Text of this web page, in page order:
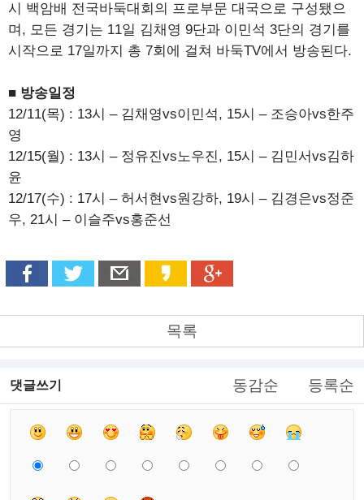
시 백암배 전국바둑대회의 프로부문 대국으로 구성됐으
며, 모든 경기는 11일 김채영 9단과 이민석 3단의 경기를
시작으로 17일까지 총 7회에 걸쳐 바둑TV에서 방송된다.
■ 방송일정
12/11(목) : 13시 – 김채영vs이민석, 15시 – 조승아vs한주
영
12/15(월) : 13시 – 정유진vs노우진, 15시 – 김민서vs김하
윤
12/17(수) : 17시 – 허서현vs원강하, 19시 – 김경은vs정준
우, 21시 – 이슬주vs홍준선
목록
댓글쓰기 동감순 등록순